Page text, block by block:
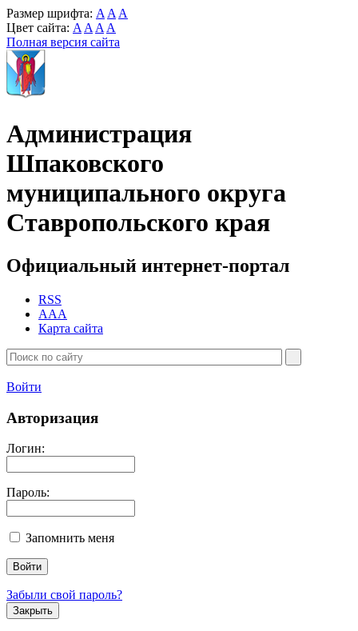
Размер шрифта: A A A
Цвет сайта: A A A A
Полная версия сайта
Администрация
Шпаковского
муниципального округа
Ставропольского края
Официальный интернет-портал
RSS
AAA
Карта сайта
Войти
Авторизация
Логин:
Пароль:
Запомнить меня
Забыли свой пароль?
Закрыть